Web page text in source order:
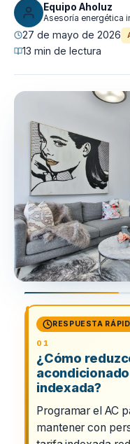
Equipo Aholuz
Asesoría energética
27 de mayo de 2026
13 min de lectura
RESPUESTA
¿Cómo
indexada?
Programar el AC
mantener con